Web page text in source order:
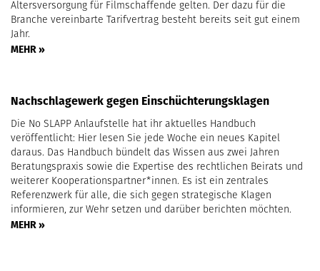
Altersversorgung für Filmschaffende gelten. Der dazu für die
Branche vereinbarte Tarifvertrag besteht bereits seit gut einem
Jahr.
MEHR »
Nachschlagewerk gegen Einschüchterungsklagen
Die No SLAPP Anlaufstelle hat ihr aktuelles Handbuch
veröffentlicht: Hier lesen Sie jede Woche ein neues Kapitel
daraus. Das Handbuch bündelt das Wissen aus zwei Jahren
Beratungspraxis sowie die Expertise des rechtlichen Beirats und
weiterer Kooperationspartner*innen. Es ist ein zentrales
Referenzwerk für alle, die sich gegen strategische Klagen
informieren, zur Wehr setzen und darüber berichten möchten.
MEHR »